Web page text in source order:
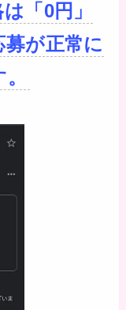
「0円」
が正常に